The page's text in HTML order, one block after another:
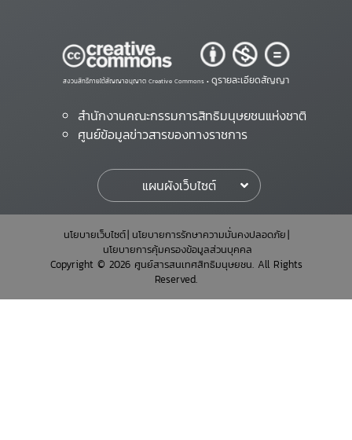
สงวนสิทธิ์ภายใต้สัญญาอนุญาต Creative Commons • ดูรายละเอียดสัญญา
สำนักงานคณะกรรมการสิทธิมนุษยชนแห่งชาติ
ศูนย์ข้อมูลข่าวสารของทางราชการ
แผนผังเว็บไซต์
นโยบายเว็บไซต์ นโยบายการรักษาความมั่นคงปลอดภัย
นโยบายการคุ้มครองข้อมูลส่วนบุคคล
Copyright © 2026 ศูนย์สารสนเทศสิทธิมนุษยชน. All Rights
Reserved.